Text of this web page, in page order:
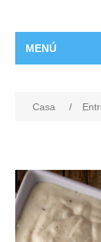
MENÚ
Casa /